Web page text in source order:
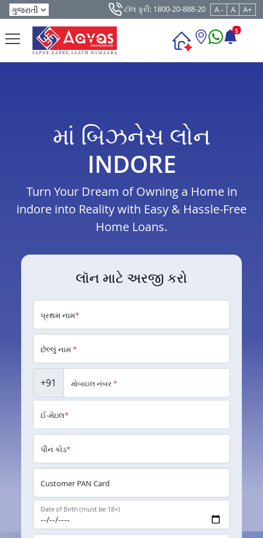
ટૉલ ફ્રી: 1800-20-888-20 A - A A+
5
માં બિઝનેસ લોન
INDORE
Turn Your Dream of Owning a Home in
indore into Reality with Easy & Hassle-Free
Home Loans.
લૉન માટે અરજી કરો
પ્રથમ નામ*
છેલ્લું નામ*
+91 મોબાઇલ નંબર*
ઈ-મેઇલ*
પીન કોડ*
Customer PAN Card
Date of Birth (must be 18+)